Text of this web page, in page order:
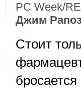
PC Week/
Джим
Стоит